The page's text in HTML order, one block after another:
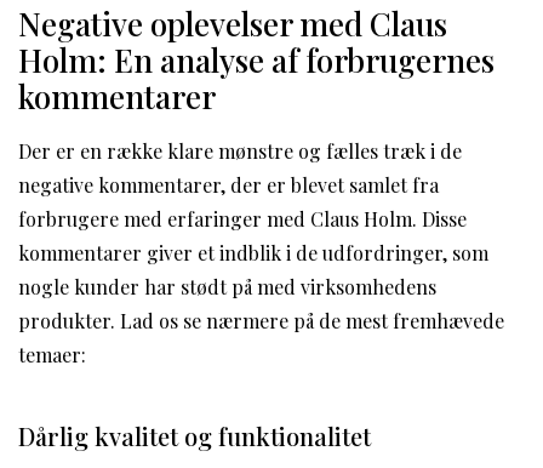
Negative oplevelser med Claus
Holm: En analyse af forbrugernes
kommentarer
Der er en række klare mønstre og fælles træk i de
negative kommentarer, der er blevet samlet fra
forbrugere med erfaringer med Claus Holm. Disse
kommentarer giver et indblik i de udfordringer, som
nogle kunder har stødt på med virksomhedens
produkter. Lad os se nærmere på de mest fremhævede
temaer:
Dårlig kvalitet og funktionalitet